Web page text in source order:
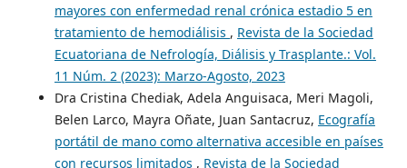
mayores con enfermedad renal crónica estadio 5 en
tratamiento de hemodiálisis , Revista de la Sociedad
Ecuatoriana de Nefrología, Diálisis y Trasplante.: Vol.
11 Núm. 2 (2023): Marzo-Agosto, 2023
Dra Cristina Chediak, Adela Anguisaca, Meri Magoli,
Belen Larco, Mayra Oñate, Juan Santacruz, Ecografía
portátil de mano como alternativa accesible en países
con recursos limitados , Revista de la Sociedad